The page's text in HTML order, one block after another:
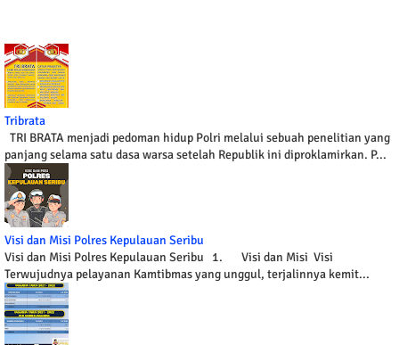
Tribrata
TRI BRATA menjadi pedoman hidup Polri melalui sebuah penelitian yang
panjang selama satu dasa warsa setelah Republik ini diproklamirkan. P...
Visi dan Misi Polres Kepulauan Seribu
Visi dan Misi Polres Kepulauan Seribu 1. Visi dan Misi Visi
Terwujudnya pelayanan Kamtibmas yang unggul, terjalinnya kemit...